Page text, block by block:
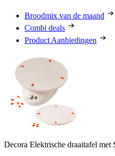
Broodmix van de maand
Combi deals
Product Aanbiedingen
Decora Elektrische draaitafel met